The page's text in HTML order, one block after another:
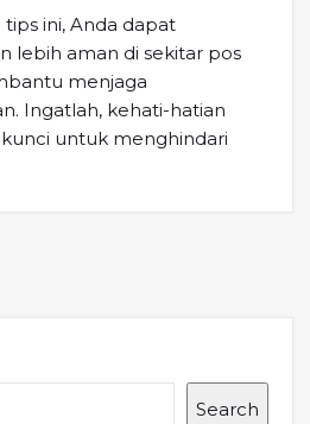
ini, Anda dapat
lebih aman di sekitar pos
menjaga
Ingatlah, kehati-hatian
untuk menghindari
Search